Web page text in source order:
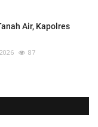
Air, Kapolres
87